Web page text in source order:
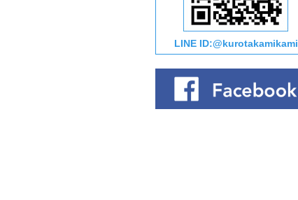
LINE ID:@kurotakamikami